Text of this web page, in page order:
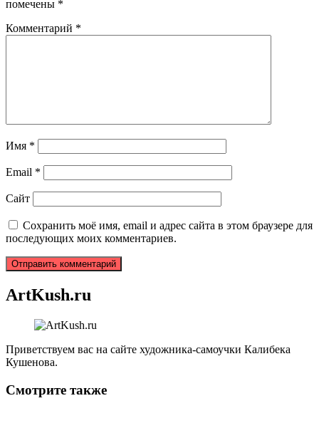
помечены *
Комментарий *
Имя *
Email *
Сайт
Сохранить моё имя, email и адрес сайта в этом браузере для
последующих моих комментариев.
ArtKush.ru
Приветствуем вас на сайте художника-самоучки Калибека
Кушенова.
Смотрите также